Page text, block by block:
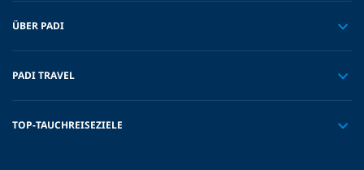
ÜBER PADI
PADI TRAVEL
TOP-TAUCHREISEZIELE